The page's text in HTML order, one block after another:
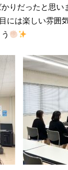
りだったと思
には楽しい雰囲